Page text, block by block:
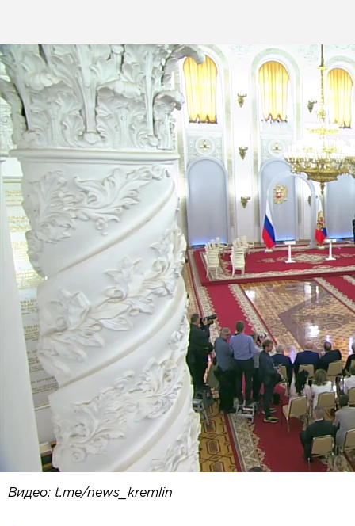
Видео: t.me/news_kremlin